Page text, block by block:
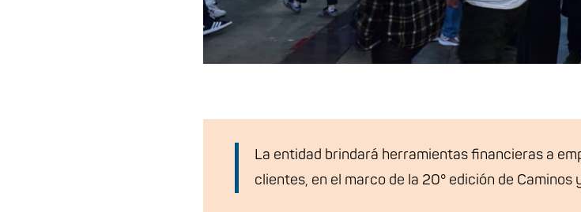
La entidad brindará herramientas financieras a
clientes, en el marco de la 20° edición de Caminos